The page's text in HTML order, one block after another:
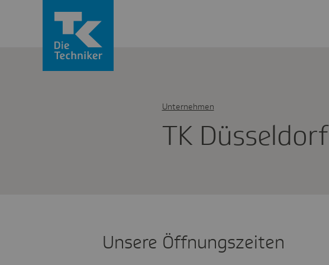
TK Düssel­dorf
Unternehmen
Unsere Öffnungszeiten